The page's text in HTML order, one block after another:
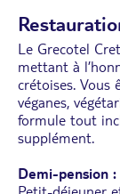
Le Grecotel
mettant à
crétoises. Vous
véganes,
formule tout
supplément.
Demi-pension :